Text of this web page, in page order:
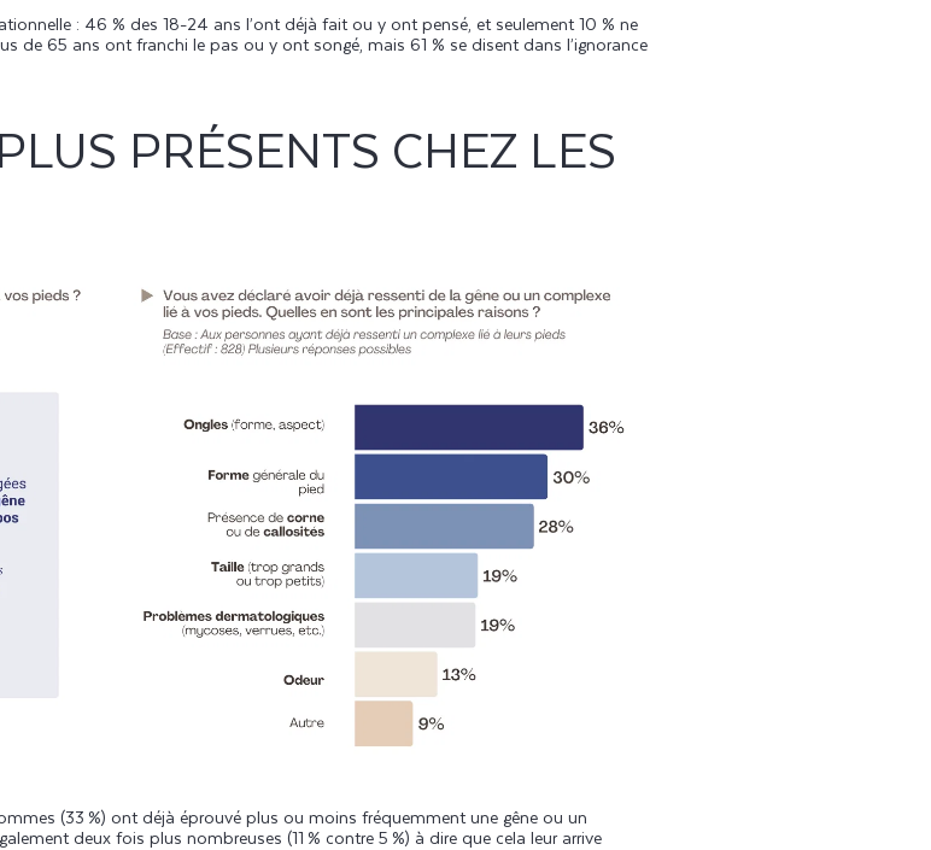
: 46 % des 18-24 ans l’ont déjà fait ou y ont pensé, et seulement 10 % ne
de 65 ans ont franchi le pas ou y ont songé, mais 61 % se disent dans l’ignorance
PRÉSENTS CHEZ LES
(33 %) ont déjà éprouvé plus ou moins fréquemment une gêne ou un
deux fois plus nombreuses (11 % contre 5 %) à dire que cela leur arrive